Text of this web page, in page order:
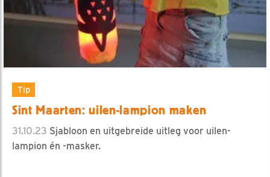
Tip
Sint Maarten: uilen-lampion maken
31.10.23 Sjabloon en uitgebreide uitleg voor uilen-
lampion én -masker.